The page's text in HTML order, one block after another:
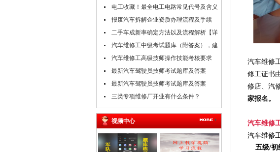
专业知识考试题库
电工收藏！最全电工电路常见代号及含义
报废汽车拆解企业资质办理流程及手续
二手车成新率确定方法以及流程解析【详
解】
汽车维修工中级考试题库（附答案），建
议收藏！
汽车维修工高级技师操作技能考核要求
（附职业技能鉴定考试题库）
最新汽车驾驶员技师考试题库及答案
（二）
最新汽车驾驶员技师考试题库及答案
（一）
三类专项维修厂开业有什么条件？
视频中心
汽车维修
修工证书
修店、汽
家报名。
汽车维修
汽车维修
五级/初